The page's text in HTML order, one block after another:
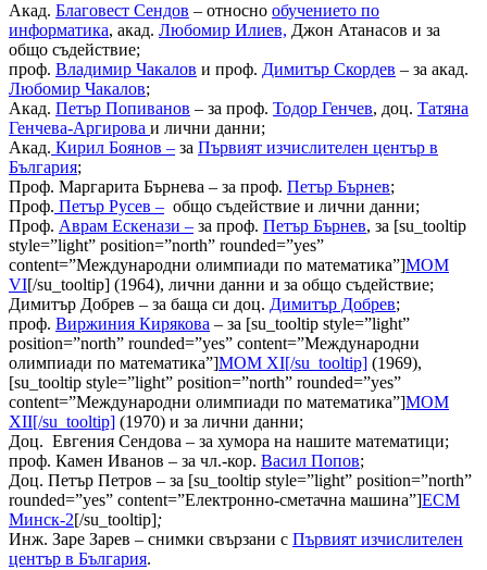
Акад. Благовест Сендов – относно обучението по
информатика, акад. Любомир Илиев, Джон Атанасов и за
общо съдействие;
проф. Владимир Чакалов и проф. Димитър Скордев – за акад.
Любомир Чакалов;
Акад. Петър Попиванов – за проф. Тодор Генчев, доц. Татяна
Генчева-Аргирова и лични данни;
Акад. Кирил Боянов – за Първият изчислителен център в
България;
Проф. Маргарита Бърнева – за проф. Петър Бърнев;
Проф. Петър Русев – общо съдействие и лични данни;
Проф. Аврам Ескенази – за проф. Петър Бърнев, за [su_tooltip
style=”light” position=”north” rounded=”yes”
content=”Международни олимпиади по математика”]МОМ
VI[/su_tooltip] (1964), лични данни и за общо съдействие;
Димитър Добрев – за баща си доц. Димитър Добрев;
проф. Виржиния Кирякова – за [su_tooltip style=”light”
position=”north” rounded=”yes” content=”Международни
олимпиади по математика”]МОМ XI[/su_tooltip] (1969),
[su_tooltip style=”light” position=”north” rounded=”yes”
content=”Международни олимпиади по математика”]МОМ
XII[/su_tooltip] (1970) и за лични данни;
Доц. Евгения Сендова – за хумора на нашите математици;
проф. Камен Иванов – за чл.-кор. Васил Попов;
Доц. Петър Петров – за [su_tooltip style=”light” position=”north”
rounded=”yes” content=”Електронно-сметачна машина”]ЕСМ
Минск-2[/su_tooltip];
Инж. Заре Зарев – снимки свързани с Първият изчислителен
център в България.